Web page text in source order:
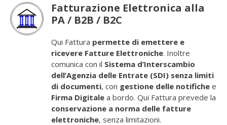
Fatturazione Elettronica alla
PA / B2B / B2C
Qui Fattura permette di emettere e
ricevere Fatture Elettroniche. Inoltre
comunica con il Sistema d’Interscambio
dell’Agenzia delle Entrate (SDI) senza limiti
di documenti, con gestione delle notifiche e
Firma Digitale a bordo. Qui Fattura prevede la
conservazione a norma delle fatture
elettroniche, senza limitazioni.